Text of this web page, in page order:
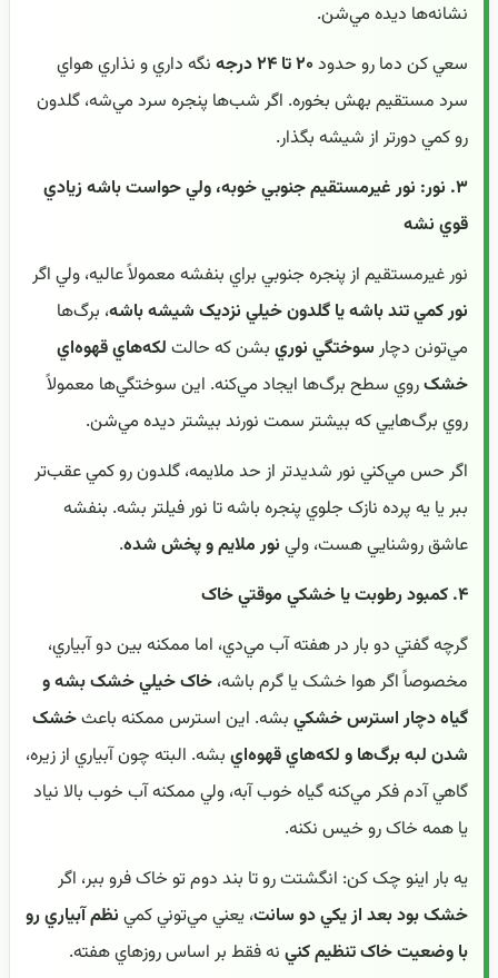
نشانه‌ها ديده مي‌شن.
سعي کن دما رو حدود۲۰ تا ۲۴ درجه
نگه داري و نذاري هواي
سرد مستقيم بهش بخوره. اگر شب‌ها پنجره سرد مي‌شه، گلدون
رو کمي دورتر از شيشه بگذار.
۳. نور: نور غيرمستقيم جنوبي خوبه، ولي حواست باشه زيادي
قوي نشه
نور غيرمستقيم از پنجره جنوبي براي بنفشه معمولاً عاليه، ولي اگر
نور کمي تند باشه يا گلدون خيلي نزديک شيشه باشه، برگ‌ها
مي‌تونن دچار سوختگي نوري بشن که حالت لکه‌هاي قهوه‌اي
خشکروي سطح برگ‌ها ايجاد مي‌کنه. اين سوختگي‌ها معمولاً
روي برگ‌هايي که بيشتر سمت نورند بيشتر ديده مي‌شن.
اگر حس مي‌کني نور شديدتر از حد ملايمه، گلدون رو کمي عقب‌تر
ببر يا يه پرده نازک جلوي پنجره باشه تا نور فيلتر بشه. بنفشه
عاشق روشنايي هست، ولي نور ملايم و پخش شده.
۴. کمبود رطوبت يا خشکي موقتي خاک
گرچه گفتي دو بار در هفته آب مي‌دي، اما ممکنه بين دو آبياري،
مخصوصاً اگر هوا خشک يا گرم باشه، خاک خيلي خشک بشه و
گياه دچار استرس خشکي بشه. اين استرس ممکنه باعثخشک
شدن لبه برگ‌ها و لکه‌هاي قهوه‌اي بشه. البته چون آبياري از زيره،
گاهي آدم فکر مي‌کنه گياه خوب آبه، ولي ممکنه آب خوب بالا نياد
يا همه خاک رو خيس نکنه.
يه بار اينو چک کن: انگشتت رو تا بند دوم تو خاک فرو ببر، اگر
خشک بود بعد از يکي دو سانت، يعني مي‌توني کمي نظم آبياري رو
با وضعيت خاک تنظيم کني نه فقط بر اساس روزهاي هفته.